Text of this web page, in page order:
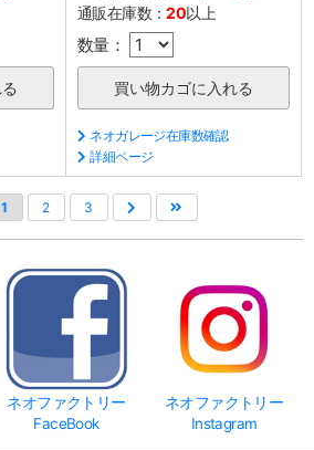
通販在庫数：20以上
数量：
ネオガレージ在庫数確認
詳細ページ
1 2 3
ネオファクトリー
FaceBook
ネオファクトリー
Instagram